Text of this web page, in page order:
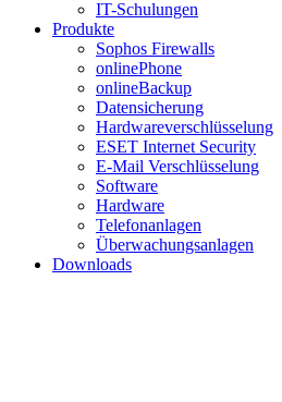
IT-Schulungen
Produkte
Sophos Firewalls
onlinePhone
onlineBackup
Datensicherung
Hardwareverschlüsselung
ESET Internet Security
E-Mail Verschlüsselung
Software
Hardware
Telefonanlagen
Überwachungsanlagen
Downloads